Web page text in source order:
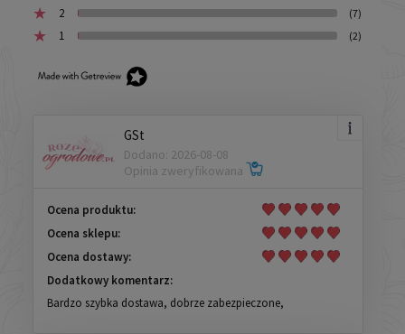
2 (7)
1 (2)
GSt
Dodano: 2026-08-08
Opinia zweryfikowana
Ocena produktu:
Ocena sklepu:
Ocena dostawy:
Dodatkowy komentarz:
Bardzo szybka dostawa, dobrze zabezpieczone,